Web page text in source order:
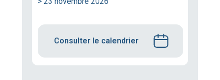
Consulter le calendrier